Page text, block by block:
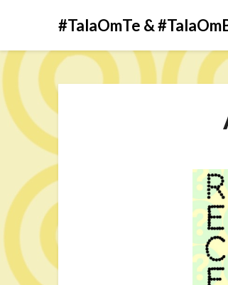
#TalaOmTe &